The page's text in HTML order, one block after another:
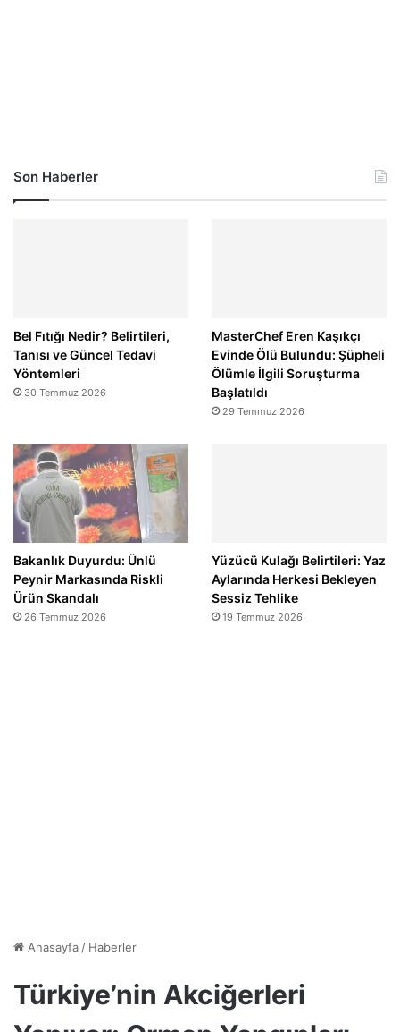
Son Haberler
Bel Fıtığı Nedir? Belirtileri,
Tanısı ve Güncel Tedavi
Yöntemleri
30 Temmuz 2026
MasterChef Eren Kaşıkçı
Evinde Ölü Bulundu: Şüpheli
Ölümle İlgili Soruşturma
Başlatıldı
29 Temmuz 2026
Bakanlık Duyurdu: Ünlü
Peynir Markasında Riskli
Ürün Skandalı
26 Temmuz 2026
Yüzücü Kulağı Belirtileri: Yaz
Aylarında Herkesi Bekleyen
Sessiz Tehlike
19 Temmuz 2026